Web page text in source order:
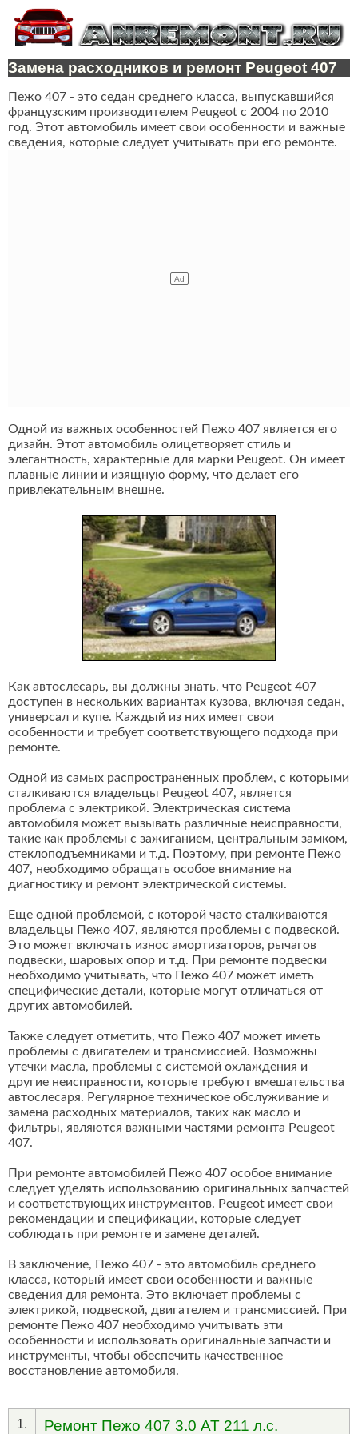
Замена расходников и ремонт Peugeot 407
Пежо 407 - это седан среднего класса, выпускавшийся
французским производителем Peugeot с 2004 по 2010
год. Этот автомобиль имеет свои особенности и важные
сведения, которые следует учитывать при его ремонте.
Одной из важных особенностей Пежо 407 является его
дизайн. Этот автомобиль олицетворяет стиль и
элегантность, характерные для марки Peugeot. Он имеет
плавные линии и изящную форму, что делает его
привлекательным внешне.
Как автослесарь, вы должны знать, что Peugeot 407
доступен в нескольких вариантах кузова, включая седан,
универсал и купе. Каждый из них имеет свои
особенности и требует соответствующего подхода при
ремонте.
Одной из самых распространенных проблем, с которыми
сталкиваются владельцы Peugeot 407, является
проблема с электрикой. Электрическая система
автомобиля может вызывать различные неисправности,
такие как проблемы с зажиганием, центральным замком,
стеклоподъемниками и т.д. Поэтому, при ремонте Пежо
407, необходимо обращать особое внимание на
диагностику и ремонт электрической системы.
Еще одной проблемой, с которой часто сталкиваются
владельцы Пежо 407, являются проблемы с подвеской.
Это может включать износ амортизаторов, рычагов
подвески, шаровых опор и т.д. При ремонте подвески
необходимо учитывать, что Пежо 407 может иметь
специфические детали, которые могут отличаться от
других автомобилей.
Также следует отметить, что Пежо 407 может иметь
проблемы с двигателем и трансмиссией. Возможны
утечки масла, проблемы с системой охлаждения и
другие неисправности, которые требуют вмешательства
автослесаря. Регулярное техническое обслуживание и
замена расходных материалов, таких как масло и
фильтры, являются важными частями ремонта Peugeot
407.
При ремонте автомобилей Пежо 407 особое внимание
следует уделять использованию оригинальных запчастей
и соответствующих инструментов. Peugeot имеет свои
рекомендации и спецификации, которые следует
соблюдать при ремонте и замене деталей.
В заключение, Пежо 407 - это автомобиль среднего
класса, который имеет свои особенности и важные
сведения для ремонта. Это включает проблемы с
электрикой, подвеской, двигателем и трансмиссией. При
ремонте Пежо 407 необходимо учитывать эти
особенности и использовать оригинальные запчасти и
инструменты, чтобы обеспечить качественное
восстановление автомобиля.
1. Ремонт Пежо 407 3.0 AT 211 л.с.